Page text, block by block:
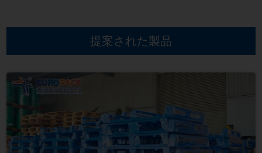
提案された製品